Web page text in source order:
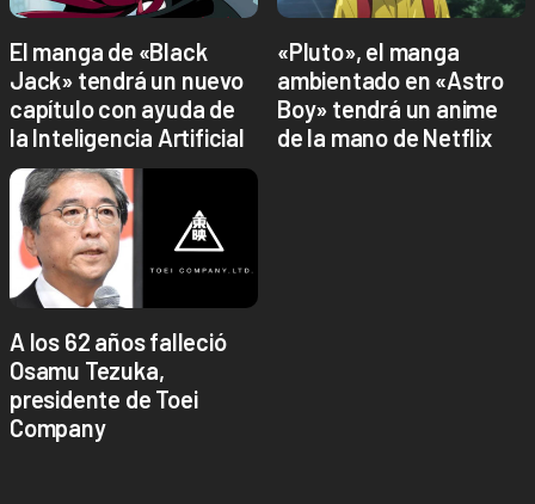
El manga de «Black
Jack» tendrá un nuevo
capítulo con ayuda de
la Inteligencia Artificial
«Pluto», el manga
ambientado en «Astro
Boy» tendrá un anime
de la mano de Netflix
A los 62 años falleció
Osamu Tezuka,
presidente de Toei
Company